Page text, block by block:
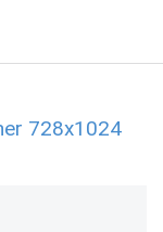
728x1024